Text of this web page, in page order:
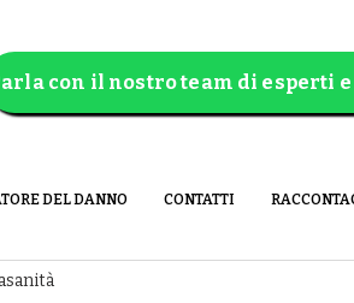
DEL DANNO CONTATTI